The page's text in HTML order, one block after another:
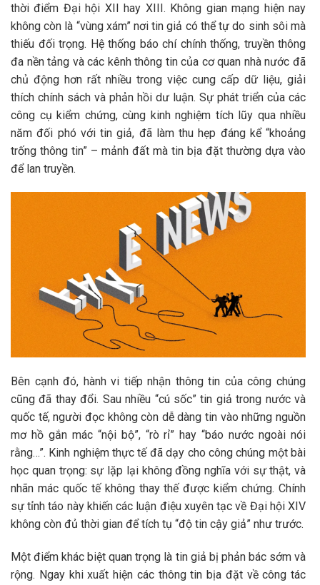
thời điểm Đại hội XII hay XIII. Không gian mạng hiện nay
không còn là “vùng xám” nơi tin giả có thể tự do sinh sôi mà
thiếu đối trọng. Hệ thống báo chí chính thống, truyền thông
đa nền tảng và các kênh thông tin của cơ quan nhà nước đã
chủ động hơn rất nhiều trong việc cung cấp dữ liệu, giải
thích chính sách và phản hồi dư luận. Sự phát triển của các
công cụ kiểm chứng, cùng kinh nghiệm tích lũy qua nhiều
năm đối phó với tin giả, đã làm thu hẹp đáng kể “khoảng
trống thông tin” – mảnh đất mà tin bịa đặt thường dựa vào
để lan truyền.
Bên cạnh đó, hành vi tiếp nhận thông tin của công chúng
cũng đã thay đổi. Sau nhiều “cú sốc” tin giả trong nước và
quốc tế, người đọc không còn dễ dàng tin vào những nguồn
mơ hồ gắn mác “nội bộ”, “rò rỉ” hay “báo nước ngoài nói
rằng…”. Kinh nghiệm thực tế đã dạy cho công chúng một bài
học quan trọng: sự lặp lại không đồng nghĩa với sự thật, và
nhãn mác quốc tế không thay thế được kiểm chứng. Chính
sự tỉnh táo này khiến các luận điệu xuyên tạc về Đại hội XIV
không còn đủ thời gian để tích tụ “độ tin cậy giả” như trước.
Một điểm khác biệt quan trọng là tin giả bị phản bác sớm và
rộng. Ngay khi xuất hiện các thông tin bịa đặt về công tác